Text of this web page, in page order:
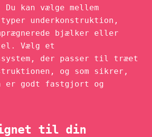
kan vælge mellem
underkonstruktion,
bjælker eller
Vælg et
der passer til træet
og som sikrer,
er godt fastgjort og
til din